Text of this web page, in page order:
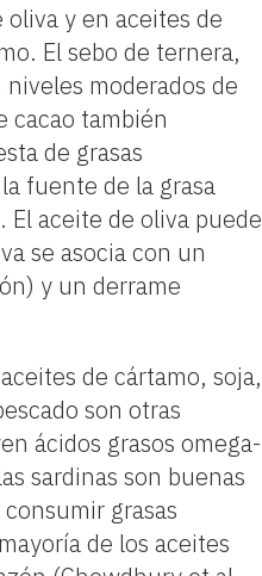
y en aceites de
El sebo de ternera,
moderados de
cacao también
de grasas
fuente de la grasa
aceite de oliva puede
se asocia con un
y un derrame
de cártamo, soja,
son otras
ácidos grasos omega-
sardinas son buenas
grasas
de los aceites